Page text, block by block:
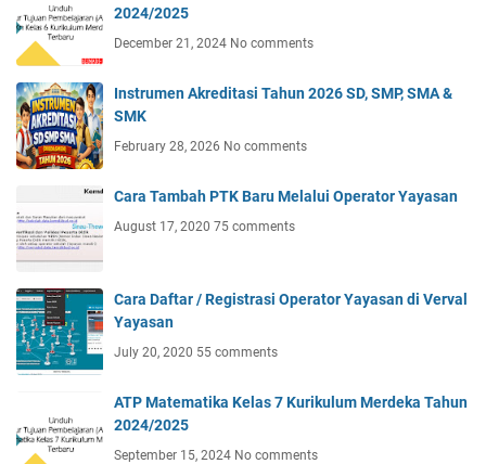
2024/2025
December 21, 2024 No comments
Instrumen Akreditasi Tahun 2026 SD, SMP, SMA &
SMK
February 28, 2026 No comments
Cara Tambah PTK Baru Melalui Operator Yayasan
August 17, 2020 75 comments
Cara Daftar / Registrasi Operator Yayasan di Verval
Yayasan
July 20, 2020 55 comments
ATP Matematika Kelas 7 Kurikulum Merdeka Tahun
2024/2025
September 15, 2024 No comments